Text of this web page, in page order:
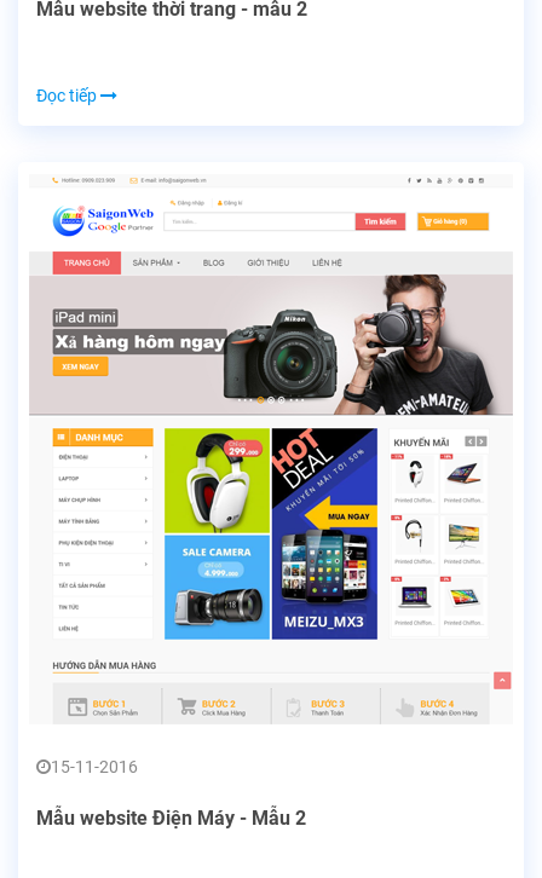
Mẫu website thời trang - mẫu 2
Đọc tiếp
15-11-2016
Mẫu website Điện Máy - Mẫu 2